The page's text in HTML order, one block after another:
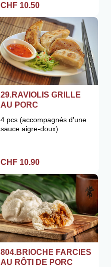
CHF 10.50
29.RAVIOLIS GRILLE
AU PORC
4 pcs (accompagnés d'une
sauce aigre-doux)
CHF 10.90
804.BRIOCHE FARCIES
AU RÔTI DE PORC